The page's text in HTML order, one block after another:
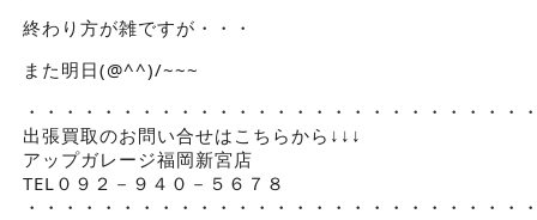
終わり方が雑ですが・・・
また明日(@^^)/~~~
・・・・・・・・・・・・・・・・・・・・・・・・・・
出張買取のお問い合せはこちらから↓↓↓
アップガレージ福岡新宮店
TEL０９２－９４０－５６７８
・・・・・・・・・・・・・・・・・・・・・・・・・・